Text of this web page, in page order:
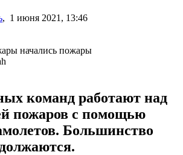
, 1 июня 2021, 13:46
команд работают над
пожаров с помощью
Большинство